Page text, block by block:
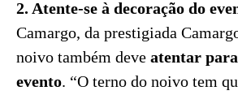
2. Atente-se à decoração do
Camargo, da prestigiada
noivo também deve atentar
evento. “O terno do noivo tem